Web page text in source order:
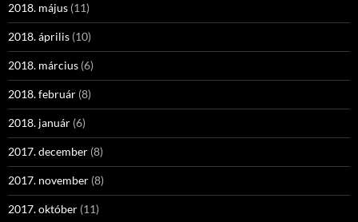
2018. május (11)
2018. április (10)
2018. március (6)
2018. február (8)
2018. január (6)
2017. december (8)
2017. november (8)
2017. október (11)